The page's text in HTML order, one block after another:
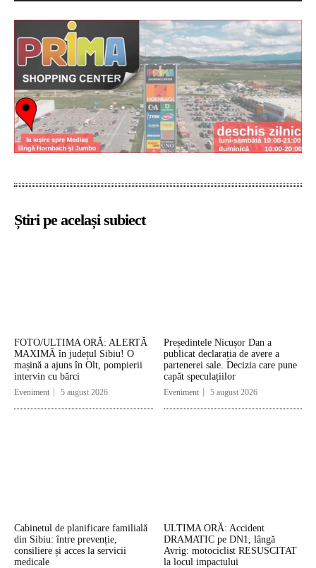
Știri pe același subiect
FOTO/ULTIMA ORĂ: ALERTĂ
MAXIMĂ în județul Sibiu! O
mașină a ajuns în Olt, pompierii
intervin cu bărci
Eveniment 5 august 2026
Președintele Nicușor Dan a
publicat declarația de avere a
partenerei sale. Decizia care pune
capăt speculațiilor
Eveniment 5 august 2026
Cabinetul de planificare familială
din Sibiu: între prevenție,
consiliere și acces la servicii
medicale
ULTIMA ORĂ: Accident
DRAMATIC pe DN1, lângă
Avrig: motociclist RESUSCITAT
la locul impactului